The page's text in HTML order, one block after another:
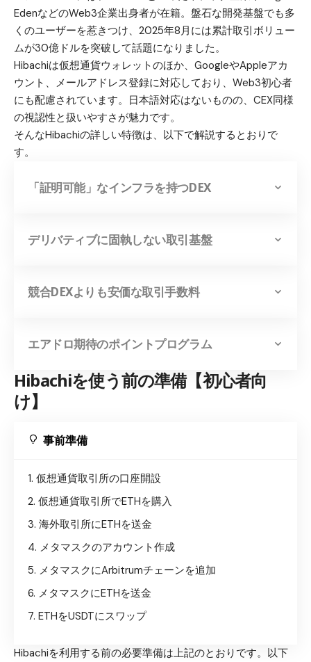
EdenなどのWeb3企業出身者が在籍。盤石な開発基盤でも多
くのユーザーを惹きつけ、2025年8月には累計取引ボリュー
ムが30億ドルを突破して話題になりました。
Hibachiは仮想通貨ウォレットのほか、GoogleやAppleアカ
ウント、メールアドレス登録に対応しており、Web3初心者
にも配慮されています。日本語対応はないものの、CEX同様
の視認性と扱いやすさが魅力です。
そんなHibachiの詳しい特徴は、以下で解説するとおりで
す。
「証明可能」なインフラを持つDEX
デリバティブに固執しない取引基盤
競合DEXよりも安価な取引手数料
エアドロ期待のポイントプログラム
Hibachiを使う前の準備【初心者向
け】
事前準備
仮想通貨取引所の口座開設
仮想通貨取引所でETHを購入
海外取引所にETHを送金
メタマスクのアカウント作成
メタマスクにArbitrumチェーンを追加
メタマスクにETHを送金
ETHをUSDTにスワップ
Hibachiを利用する前の必要準備は上記のとおりです。以下